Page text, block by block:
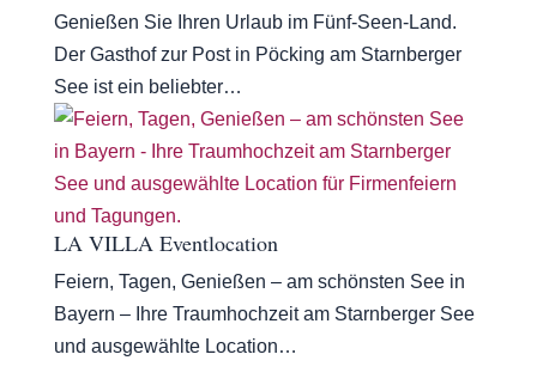
Genießen Sie Ihren Urlaub im Fünf-Seen-Land.
Der Gasthof zur Post in Pöcking am Starnberger
See ist ein beliebter…
LA VILLA Eventlocation
Feiern, Tagen, Genießen – am schönsten See in
Bayern – Ihre Traumhochzeit am Starnberger See
und ausgewählte Location…